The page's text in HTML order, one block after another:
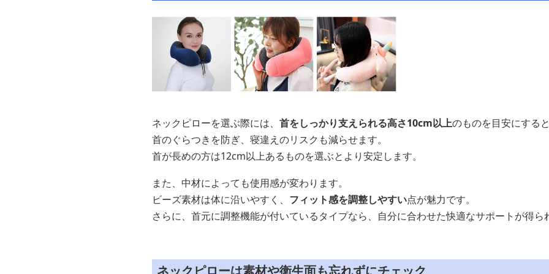
ネックピローを選ぶ際には、 首をしっかり支えられる高さ10cm以上のものを目安にすると
首のぐらつきを防ぎ、寝違えのリスクも減らせます。
首が長めの方は12cm以上あるものを選ぶとより安定します。
また、中材によっても使用感が変わります。
ビーズ素材は体に沿いやすく、 フィット感を調整しやすい点が魅力です。
さらに、首元に調整機能が付いているタイプなら、自分に合わせた快適なサポートが得ら